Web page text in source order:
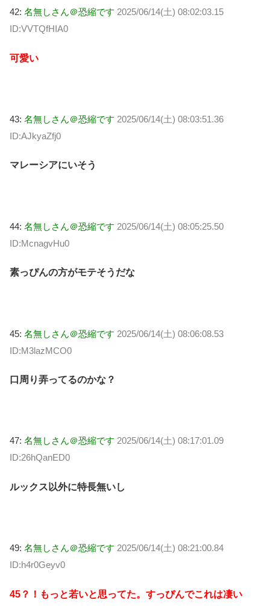
42: 名無しさん＠恐縮です 2025/06/14(土) 08:02:03.15
ID:VVTQfHIA0
可愛い
43: 名無しさん＠恐縮です 2025/06/14(土) 08:03:51.36
ID:AJkyaZfj0
マレーシアにいそう
44: 名無しさん＠恐縮です 2025/06/14(土) 08:05:25.50
ID:McnagvHu0
素っぴんの方がモテそうだな
45: 名無しさん＠恐縮です 2025/06/14(土) 08:06:08.53
ID:M3lazMCO0
口周り弄ってるのかな？
47: 名無しさん＠恐縮です 2025/06/14(土) 08:17:01.09
ID:26hQanED0
ルックス以外に特長無いし
49: 名無しさん＠恐縮です 2025/06/14(土) 08:21:00.84
ID:h4r0Geyv0
45？！もっと若いと思ってた。すっぴんでこれは凄い